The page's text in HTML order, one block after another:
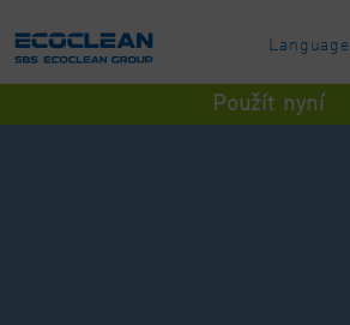
Použít nyní
Language